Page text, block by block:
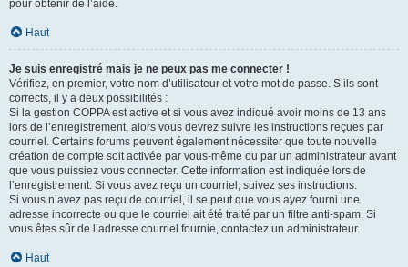
pour obtenir de l’aide.
Haut
Je suis enregistré mais je ne peux pas me connecter !
Vérifiez, en premier, votre nom d’utilisateur et votre mot de passe. S’ils sont
corrects, il y a deux possibilités :
Si la gestion COPPA est active et si vous avez indiqué avoir moins de 13 ans
lors de l’enregistrement, alors vous devrez suivre les instructions reçues par
courriel. Certains forums peuvent également nécessiter que toute nouvelle
création de compte soit activée par vous-même ou par un administrateur avant
que vous puissiez vous connecter. Cette information est indiquée lors de
l’enregistrement. Si vous avez reçu un courriel, suivez ses instructions.
Si vous n’avez pas reçu de courriel, il se peut que vous ayez fourni une
adresse incorrecte ou que le courriel ait été traité par un filtre anti-spam. Si
vous êtes sûr de l’adresse courriel fournie, contactez un administrateur.
Haut